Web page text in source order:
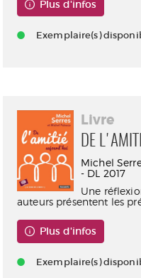
Plus d'infos
Exemplaire(s)
Livre
DE
Michel
- DL 2017
Une
auteurs présentent les
Plus d'infos
Exemplaire(s)